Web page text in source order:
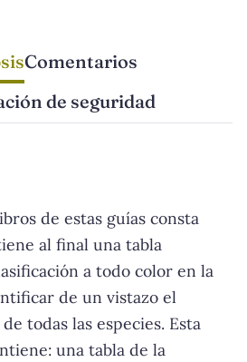
Comentarios
de seguridad
de estas guías consta
al final una tabla
a todo color en la
de un vistazo el
todas las especies. Esta
una tabla de la